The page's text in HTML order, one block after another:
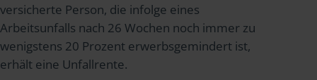
versicherte Person, die infolge eines
Arbeitsunfalls nach 26 Wochen noch immer zu
wenigstens 20 Prozent erwerbsgemindert ist,
erhält eine Unfallrente.